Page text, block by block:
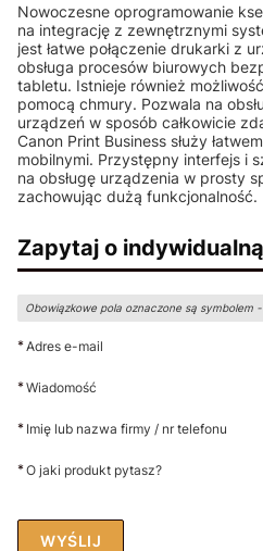
Nowoczesne oprogramowanie
na integrację z zewnętrznymi
jest łatwe połączenie drukarki z
obsługa procesów biurowych
tabletu. Istnieje również
pomocą chmury. Pozwala na
urządzeń w sposób całkowicie
Canon Print Business służy
mobilnymi. Przystępny interfejs i
na obsługę urządzenia w prosty
zachowując dużą funkcjonalność.
Zapytaj o
Obowiązkowe pola oznaczone są symbolem -
*Adres e-mail
*Wiadomość
* Imię lub nazwa firmy / nr telefonu
*O jaki produkt pytasz?
WYŚLIJ